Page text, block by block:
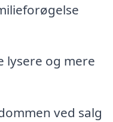
lysere og mere
ved salg